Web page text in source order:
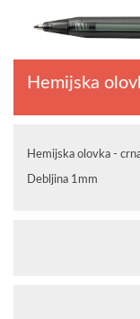
Hemijska
Hemijska olovka -
Debljina 1mm